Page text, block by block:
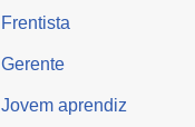
Frentista
Gerente
Jovem aprendiz